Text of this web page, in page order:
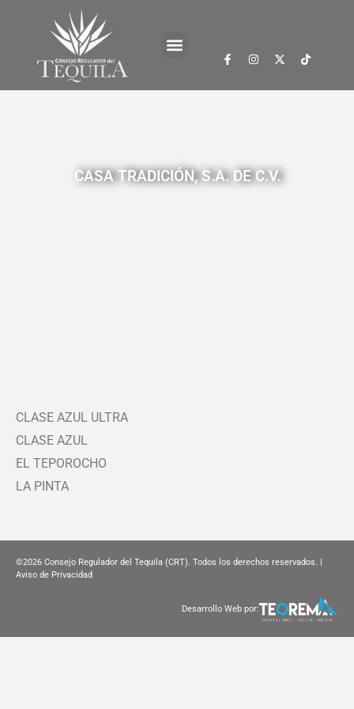
CASA TRADICIÓN, S.A. DE C.V.
CLASE AZUL ULTRA
CLASE AZUL
EL TEPOROCHO
LA PINTA
©2026 Consejo Regulador del Tequila (CRT). Todos los derechos reservados. |
Aviso de Privacidad
Desarrollo Web por: